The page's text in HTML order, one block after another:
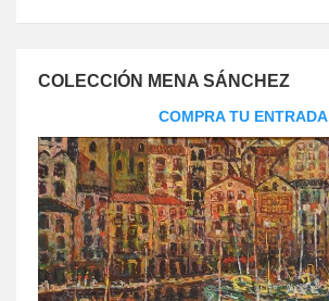
COLECCIÓN MENA SÁNCHEZ
COMPRA TU ENTRADA